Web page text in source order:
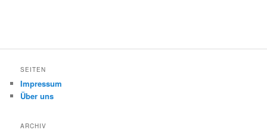
SEITEN
Impressum
Über uns
ARCHIV